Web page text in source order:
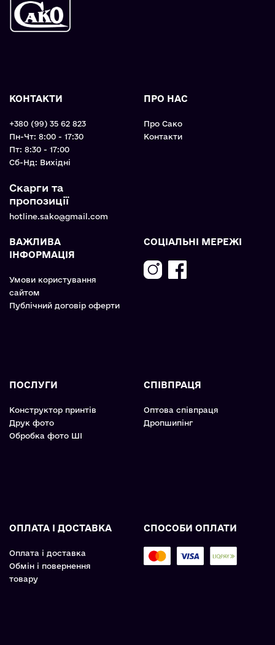
КОНТАКТИ
+380 (99) 35 62 823
Пн-Чт: 8:00 - 17:30
Пт: 8:30 - 17:00
Cб-Нд: Вихідні
Скарги та
пропозиції
hotline.sako@gmail.com
ПРО НАС
Про Сако
Контакти
ВАЖЛИВА
ІНФОРМАЦІЯ
Умови користування
сайтом
Публічний договір оферти
СОЦІАЛЬНІ МЕРЕЖІ
ПОСЛУГИ
Конструктор принтів
Друк фото
Обробка фото ШІ
СПІВПРАЦЯ
Оптова співпраця
Дропшипінг
ОПЛАТА І ДОСТАВКА
Оплата і доставка
Обмін і повернення
товару
СПОСОБИ ОПЛАТИ